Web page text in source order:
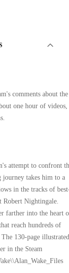
comments about the
one hour of videos,
attempt to confront
journey takes him to a
in the tracks of
Robert Nightingale.
farther into the heart
reach hundreds of
130-page illustrated
in the Steam